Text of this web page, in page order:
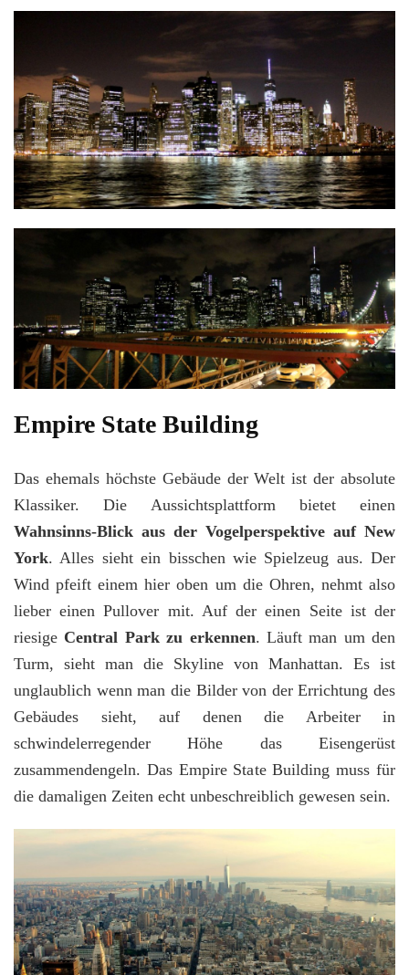
Empire State Building
Das ehemals höchste Gebäude der Welt ist der absolute
Klassiker. Die Aussichtsplattform bietet einen
Wahnsinns-Blick aus der Vogelperspektive auf New
York. Alles sieht ein bisschen wie Spielzeug aus. Der
Wind pfeift einem hier oben um die Ohren, nehmt also
lieber einen Pullover mit. Auf der einen Seite ist der
riesige Central Park zu erkennen. Läuft man um den
Turm, sieht man die Skyline von Manhattan. Es ist
unglaublich wenn man die Bilder von der Errichtung des
Gebäudes sieht, auf denen die Arbeiter in
schwindelerregender Höhe das Eisengerüst
zusammendengeln. Das Empire State Building muss für
die damaligen Zeiten echt unbeschreiblich gewesen sein.